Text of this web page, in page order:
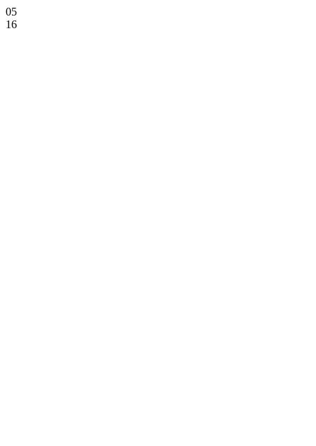
05
16